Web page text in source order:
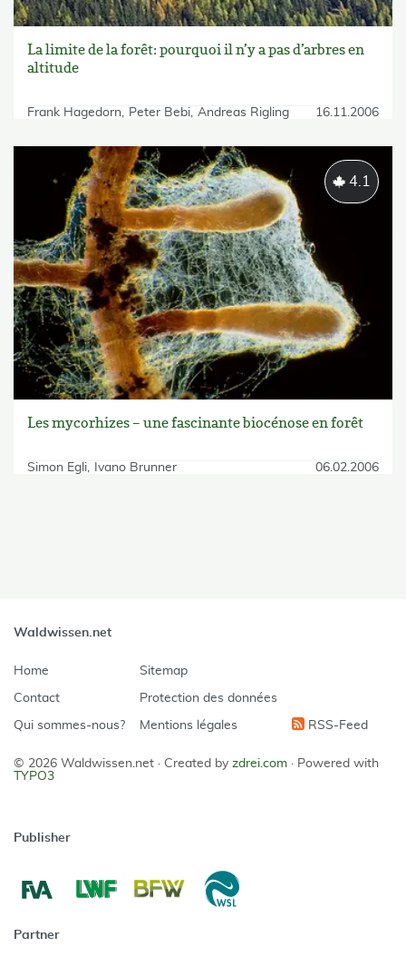
La limite de la forêt: pourquoi il n’y a pas d’arbres en
altitude
Frank Hagedorn Peter Bebi Andreas Rigling 16.11.2006
Les mycorhizes – une fascinante biocénose en forêt
Simon Egli Ivano Brunner 06.02.2006
4.1
Waldwissen.net
Home
Contact
Qui sommes-nous?
Sitemap
Protection des données
Mentions légales RSS-Feed
© 2026 Waldwissen.net · Created by zdrei.com · Powered with
TYPO3
Publisher
Partner